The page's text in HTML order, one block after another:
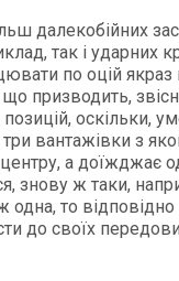
далекобійних
так і ударних
по оцій якраз
що призводить,
позицій, оскільки,
вантажівки з
центру, а доїжджає
знову ж таки,
то відповідно
до своїх